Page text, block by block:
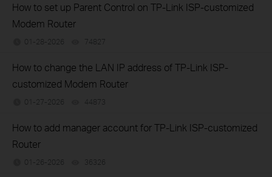
How to set up Parent Control on TP-Link ISP-customized
Modem Router
01-28-2026 74827
How to change the LAN IP address of TP-Link ISP-
customized Modem Router
01-27-2026 44873
How to add manager account for TP-Link ISP-customized
Router
01-26-2026 36326